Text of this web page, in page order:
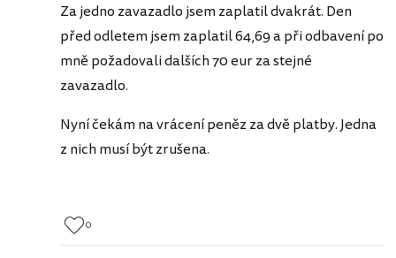
Za jedno zavazadlo jsem zaplatil dvakrát. Den
před odletem jsem zaplatil 64,69 a při odbavení po
mně požadovali dalších 70 eur za stejné
zavazadlo.
Nyní čekám na vrácení peněz za dvě platby. Jedna
z nich musí být zrušena.
0